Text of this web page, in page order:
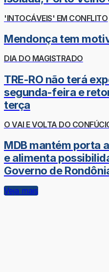
'INTOCÁVEIS' EM CONFLITO
Mendonça tem
DIA DO MAGISTRADO
TRE-RO não terá
segunda-feira e
terça
O VAI E VOLTA DO
MDB mantém porta
e alimenta
Governo de
Veja mais